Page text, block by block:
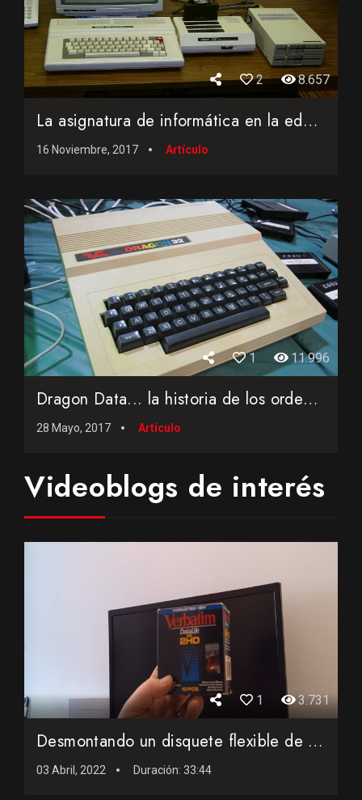
2 8.657
La asignatura de informática en la educación obligatoria e...
16 Noviembre, 2017 Artículo
1 11.996
Dragon Data... la historia de los ordenadores fabricados en ...
28 Mayo, 2017 Artículo
Videoblogs de interés
1 3.731
Desmontando un disquete flexible de 3,5 pulgadas del año 19...
03 Abril, 2022 Duración: 33:44